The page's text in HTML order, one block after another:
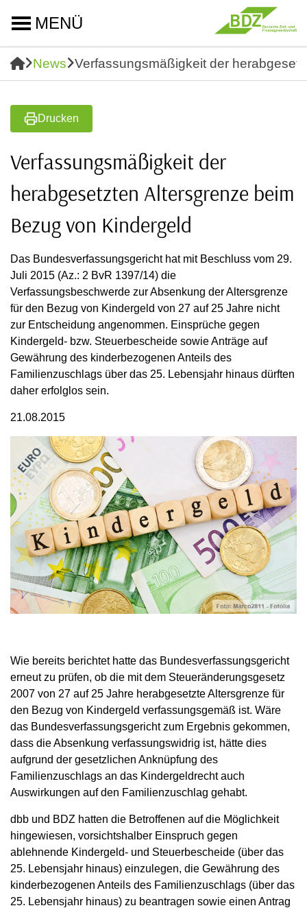
MENÜ
News Verfassungsmäßigkeit der
Drucken
Verfassungsmäßigkeit der
herabgesetzten Altersgrenze beim
Bezug von Kindergeld
Das Bundesverfassungsgericht hat mit Beschluss vom 29.
Juli 2015 (Az.: 2 BvR 1397/14) die
Verfassungsbeschwerde zur Absenkung der Altersgrenze
für den Bezug von Kindergeld von 27 auf 25 Jahre nicht
zur Entscheidung angenommen. Einsprüche gegen
Kindergeld- bzw. Steuerbescheide sowie Anträge auf
Gewährung des kinderbezogenen Anteils des
Familienzuschlags über das 25. Lebensjahr hinaus dürften
daher erfolglos sein.
21.08.2015
Wie bereits berichtet hatte das Bundesverfassungsgericht
erneut zu prüfen, ob die mit dem Steueränderungsgesetz
2007 von 27 auf 25 Jahre herabgesetzte Altersgrenze für
den Bezug von Kindergeld verfassungsgemäß ist. Wäre
das Bundesverfassungsgericht zum Ergebnis gekommen,
dass die Absenkung verfassungswidrig ist, hätte dies
aufgrund der gesetzlichen Anknüpfung des
Familienzuschlags an das Kindergeldrecht auch
Auswirkungen auf den Familienzuschlag gehabt.
dbb und BDZ hatten die Betroffenen auf die Möglichkeit
hingewiesen, vorsichtshalber Einspruch gegen
ablehnende Kindergeld- und Steuerbescheide (über das
25. Lebensjahr hinaus) einzulegen, die Gewährung des
kinderbezogenen Anteils des Familienzuschlags (über das
25. Lebensjahr hinaus) zu beantragen sowie einen Antrag